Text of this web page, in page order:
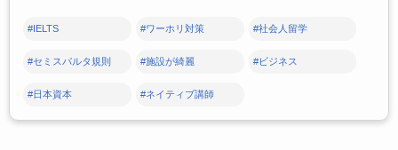
#IELTS #ワーホリ対策 #社会人留学
#セミスパルタ規則 #施設が綺麗 #ビジネス
#日本資本 #ネイティブ講師